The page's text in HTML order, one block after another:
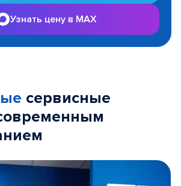
Узнать цену в MAX
сервисные